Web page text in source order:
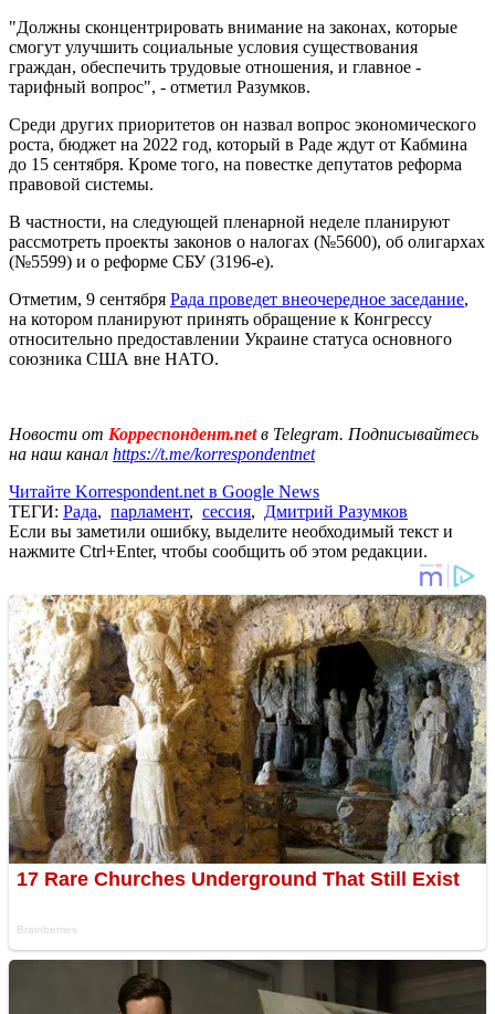
"Должны сконцентрировать внимание на законах, которые
смогут улучшить социальные условия существования
граждан, обеспечить трудовые отношения, и главное -
тарифный вопрос", - отметил Разумков.
Среди других приоритетов он назвал вопрос экономического
роста, бюджет на 2022 год, который в Раде ждут от Кабмина
до 15 сентября. Кроме того, на повестке депутатов реформа
правовой системы.
В частности, на следующей пленарной неделе планируют
рассмотреть проекты законов о налогах (№5600), об олигархах
(№5599) и о реформе СБУ (3196-е).
Отметим, 9 сентября Рада проведет внеочередное заседание,
на котором планируют принять обращение к Конгрессу
относительно предоставлении Украине статуса основного
союзника США вне НАТО.
Новости от Корреспондент.netв Telegram. Подписывайтесь
на наш канал https://t.me/korrespondentnet
Читайте Korrespondent.net в Google News
ТЕГИ: Рада, парламент, сессия, Дмитрий Разумков
Если вы заметили ошибку, выделите необходимый текст и
нажмите Ctrl+Enter, чтобы сообщить об этом редакции.